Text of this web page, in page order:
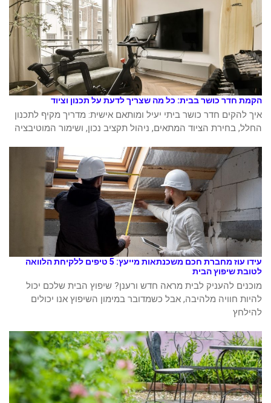
הקמת חדר כושר בבית: כל מה שצריך לדעת על תכנון וציוד
איך להקים חדר כושר ביתי יעיל ומותאם אישית: מדריך מקיף לתכנון
החלל, בחירת הציוד המתאים, ניהול תקציב נכון, ושימור המוטיבציה
עידו עוז מחברת חכם משכנתאות מייעץ: 5 טיפים ללקיחת הלוואה
לטובת שיפוץ הבית
מוכנים להעניק לבית מראה חדש ורענן? שיפוץ הבית שלכם יכול
להיות חוויה מלהיבה, אבל כשמדובר במימון השיפוץ אנו יכולים
להילחץ